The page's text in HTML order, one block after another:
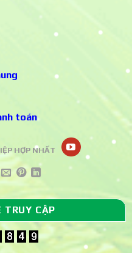
toán
HỢP NHẤT
TRUY CẬP